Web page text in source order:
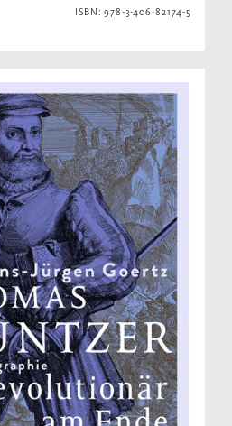
ISBN: 978-3-406-82174-5